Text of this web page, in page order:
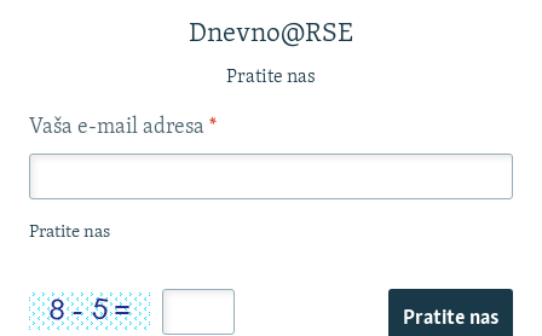
Dnevno@RSE
Pratite nas
Vaša e-mail adresa *
Pratite nas
Pratite nas